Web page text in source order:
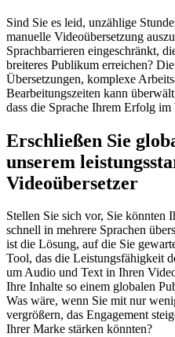
Sind Sie es leid, unzählige
manuelle Videoübersetzung
Sprachbarrieren eingeschränkt,
breiteres Publikum erreichen?
Übersetzungen, komplexe
Bearbeitungszeiten kann
dass die Sprache Ihrem Erfolg im
Erschließen Sie
unserem
Videoübersetzer
Stellen Sie sich vor, Sie könnten
schnell in mehrere Sprachen
ist die Lösung, auf die Sie
Tool, das die Leistungsfähigkeit
um Audio und Text in Ihren
Ihre Inhalte so einem globalen
Was wäre, wenn Sie mit nur
vergrößern, das Engagement
Ihrer Marke stärken könnten?